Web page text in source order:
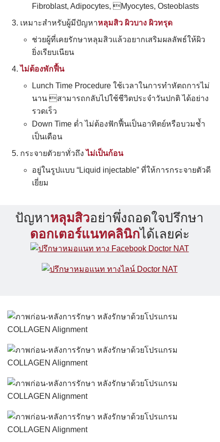
Search
for:
Fibroblast, Adipocytes, Myocytes, Osteoblasts
เหมาะสำหรับผู้มีปัญหาหลุมสิว ผิวบาง ผิวทรุด
ช่วยผู้ที่เคยรักษาหลุมสิวแล้วอยากเสริมผลลัพธ์ให้ผิว
ยิ่งเรียบเนียน
ไม่ต้องพักฟื้น
Lunch Time Procedure ใช้เวลาในการทำหัตถการไม่
นาน สามารถกลับไปใช้ชีวิตประจำวันปกติ ได้อย่าง
รวดเร็ว
Down Time ต่ำ ไม่ต้องฟักฟื้นเป็นอาทิตย์หรือบวมช้ำ
เป็นเดือน
กระจายตัวยาทั่วถึงไม่เป็นก้อน
อยู่ในรูปแบบ “Liquid injectable” ที่ให้การกระจายตัวดี
เยี่ยม
ปัญหาหลุมสิวอย่าพึ่งถอดใจปรึกษา
ดอกเตอร์แนทคลินิกได้เลยค่ะ